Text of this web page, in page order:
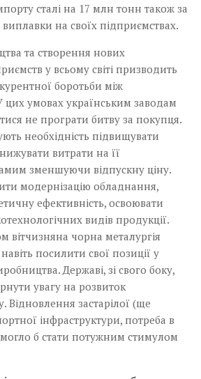
сталі на 17 млн тонн також за
виплавки на своїх підприємствах.
та створення нових
у всьому світі призводить
боротьби між
умовах українським заводам
не програти битву за покупця.
необхідність підвищувати
витрати на її
зменшуючи відпускну ціну.
модернізацію обладнання,
ефективність, освоювати
видів продукції.
вітчизняна чорна металургія
посилити свої позиції у
Державі, зі свого боку,
увагу на розвиток
Відновлення застарілої (ще
інфраструктури, потреба в
могло б стати потужним стимулом